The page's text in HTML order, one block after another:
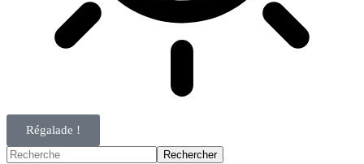
Régalade !